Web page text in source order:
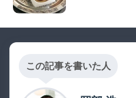
この記事を書いた人